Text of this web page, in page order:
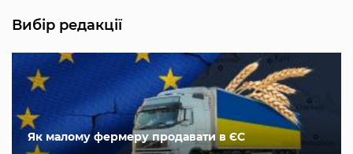
Вибір редакції
Як малому фермеру продавати в ЄС